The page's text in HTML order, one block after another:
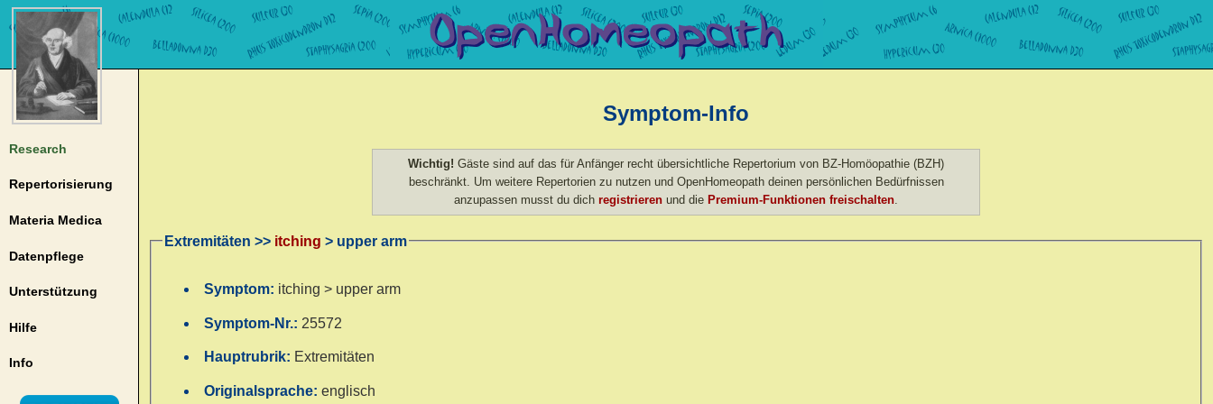
Research
Repertorisierung
Materia Medica
Datenpflege
Unterstützung
Hilfe
Info
Symptom-Info
Wichtig! Gäste sind auf das für Anfänger recht übersichtliche Repertorium von BZ-Homöopathie (BZH)
beschränkt. Um weitere Repertorien zu nutzen und OpenHomeopath deinen persönlichen Bedürfnissen
anzupassen musst du dich registrieren und die Premium-Funktionen freischalten
Extremitäten >> itching > upper arm
Symptom: itching > upper arm
Symptom-Nr.: 25572
Hauptrubrik: Extremitäten
Originalsprache:englisch